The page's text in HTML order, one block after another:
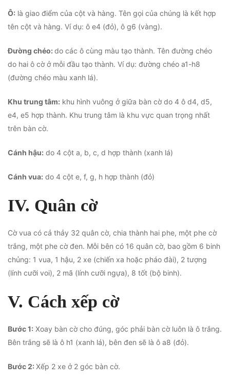
Ô: là giao điểm của cột và hàng. Tên gọi của chúng là kết hợp
tên cột và hàng. Ví dụ: ô e4 (đỏ), ô g6 (vàng).
Đường chéo: do các ô cùng màu tạo thành. Tên đường chéo
do hai ô cờ ở mỗi đầu tạo thành. Ví dụ: đường chéo a1-h8
(đường chéo màu xanh lá).
Khu trung tâm: khu hình vuông ở giữa bàn cờ do 4 ô d4, d5,
e4, e5 hợp thành. Khu trung tâm là khu vực quan trọng nhất
trên bàn cờ.
Cánh hậu: do 4 cột a, b, c, d hợp thành (xanh lá)
Cánh vua: do 4 cột e, f, g, h hợp thành (đỏ)
IV. Quân cờ
Cờ vua có cả thảy 32 quân cờ, chia thành hai phe, một phe cờ
trắng, một phe cờ đen. Mỗi bên có 16 quân cờ, bao gồm 6 binh
chủng: 1 vua, 1 hậu, 2 xe (chiến xa hoặc pháo đài), 2 tượng
(lính cưỡi voi), 2 mã (lính cưỡi ngựa), 8 tốt (bộ binh).
V. Cách xếp cờ
Bước 1: Xoay bàn cờ cho đúng, góc phải bàn cờ luôn là ô trắng.
Bên trắng sẽ là ô h1 (xanh lá), bên đen sẽ là ô a8 (đỏ).
Bước 2: Xếp 2 xe ở 2 góc bàn cờ.